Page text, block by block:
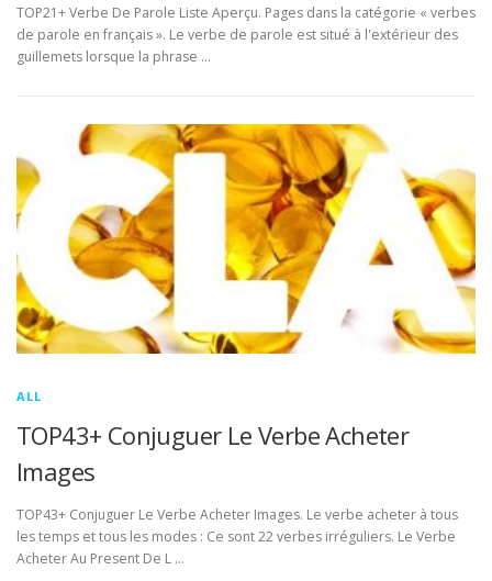
TOP21+ Verbe De Parole Liste Aperçu. Pages dans la catégorie « verbes
de parole en français ». Le verbe de parole est situé à l'extérieur des
guillemets lorsque la phrase …
ALL
TOP43+ Conjuguer Le Verbe Acheter
Images
TOP43+ Conjuguer Le Verbe Acheter Images. Le verbe acheter à tous
les temps et tous les modes : Ce sont 22 verbes irréguliers. Le Verbe
Acheter Au Present De L …